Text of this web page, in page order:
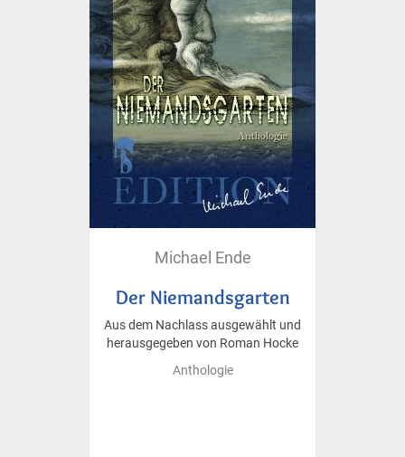
Michael Ende
Der Niemandsgarten
Aus dem Nachlass ausgewählt und
herausgegeben von Roman Hocke
Anthologie